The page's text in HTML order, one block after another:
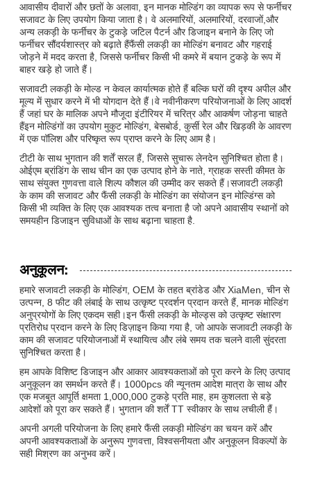
आवासीय दीवारों और छतों के अलावा, इन मानक मोल्डिंग का व्यापक रूप से फर्नीचर
सजावट के लिए उपयोग किया जाता है। वे अलमारियों, अलमारियों, दरवाजों,और
अन्य लकड़ी के फर्नीचर के टुकड़े जटिल पैटर्न और डिजाइन बनाने के लिए जो
फर्नीचर सौंदर्यशास्त्र को बढ़ाते हैंफैंसी लकड़ी का मोल्डिंग बनावट और गहराई
जोड़ने में मदद करता है, जिससे फर्नीचर किसी भी कमरे में बयान टुकड़े के रूप में
बाहर खड़े हो जाते हैं।
सजावटी लकड़ी के मोल्ड न केवल कार्यात्मक होते हैं बल्कि घरों की दृश्य अपील और
मूल्य में सुधार करने में भी योगदान देते हैं।वे नवीनीकरण परियोजनाओं के लिए आदर्श
हैं जहां घर के मालिक अपने मौजूदा इंटीरियर में चरित्र और आकर्षण जोड़ना चाहते
हैंइन मोल्डिंगों का उपयोग मुकुट मोल्डिंग, बेसबोर्ड, कुर्सी रेल और खिड़की के आवरण
में एक पॉलिश और परिष्कृत रूप प्राप्त करने के लिए आम है।
टीटी के साथ भुगतान की शर्तें सरल हैं, जिससे सुचारू लेनदेन सुनिश्चित होता है।
ओईएम ब्रांडिंग के साथ चीन का एक उत्पाद होने के नाते, ग्राहक सस्ती कीमत के
साथ संयुक्त गुणवत्ता वाले शिल्प कौशल की उम्मीद कर सकते हैं।सजावटी लकड़ी
के काम की सजावट और फैंसी लकड़ी के मोल्डिंग का संयोजन इन मोल्डिंग्स को
किसी भी व्यक्ति के लिए एक आवश्यक तत्व बनाता है जो अपने आवासीय स्थानों को
समयहीन डिजाइन सुविधाओं के साथ बढ़ाना चाहता है.
अनुकूलन:
हमारे सजावटी लकड़ी के मोल्डिंग, OEM के तहत ब्रांडेड और XiaMen, चीन से
उत्पन्न, 8 फीट की लंबाई के साथ उत्कृष्ट प्रदर्शन प्रदान करते हैं, मानक मोल्डिंग
अनुप्रयोगों के लिए एकदम सही।इन फैंसी लकड़ी के मोल्ड्स को उत्कृष्ट संक्षारण
प्रतिरोध प्रदान करने के लिए डिज़ाइन किया गया है, जो आपके सजावटी लकड़ी के
काम की सजावट परियोजनाओं में स्थायित्व और लंबे समय तक चलने वाली सुंदरता
सुनिश्चित करता है।
हम आपके विशिष्ट डिजाइन और आकार आवश्यकताओं को पूरा करने के लिए उत्पाद
अनुकूलन का समर्थन करते हैं। 1000pcs की न्यूनतम आदेश मात्रा के साथ और
एक मजबूत आपूर्ति क्षमता 1,000,000 टुकड़े प्रति माह, हम कुशलता से बड़े
आदेशों को पूरा कर सकते हैं। भुगतान की शर्तें TT स्वीकार के साथ लचीली हैं।
अपनी अगली परियोजना के लिए हमारे फैंसी लकड़ी मोल्डिंग का चयन करें और
अपनी आवश्यकताओं के अनुरूप गुणवत्ता, विश्वसनीयता और अनुकूलन विकल्पों के
सही मिश्रण का अनुभव करें।